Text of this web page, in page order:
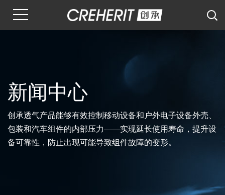
新闻中心
创承透气产品能够有效控制移动设备和户外电子设备外壳、
包装和汽车组件的内部压力——实现延长使用寿命，提升设
备可靠性，防止出现可能导致组件故障的变形。